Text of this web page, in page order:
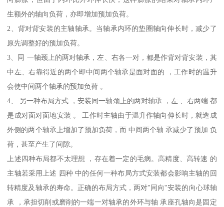
生额外的轴向负荷，亦即增加预加负荷。
2、背对背安装的主轴轴承。当轴承内环的垫圈轴向伸长时，减少了
原先调整好的预加负荷。
3、同 一轴颈上的两对轴承，左、右各一对，都是作背对背安装，其
中左、右靠得近的两个即中间两个轴承是面对面的 ，工作时的温升
会使中间两个轴承的预加负荷 。
4、 另一种布局方式 ，安装同一轴颈上的两对轴承 ，左 、右两端 都
是成对面对面地安装 。 工作时主轴由于温升作轴向伸长时，就造成
外侧的两个轴承上增加了预加负荷，而 中间两个轴 承减少了预加 负
荷，甚至产生了间隙。
上述四种布局都不太理想 ，存在着一定的毛病。高精度、高转速 的
主轴若采用上述 四种 中的任何一种布局方式安装都会影响主轴的回
转精度及轴承的寿命。正确的布局方式，两对"同向''安装的向心球轴
承 ，承担切削或磨削的一端一对轴承的外环与轴 承座孔轴向是固定